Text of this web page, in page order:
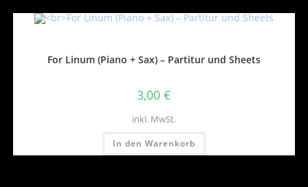
For Linum (Piano + Sax) – Partitur und Sheets
3,00 €
inkl. MwSt.
In den Warenkorb